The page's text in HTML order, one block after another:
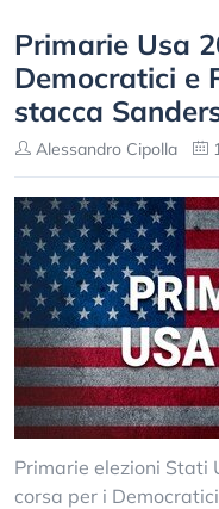
Primarie Usa
Democratici e
stacca
Alessandro Cipolla
Primarie elezioni Stati
corsa per i